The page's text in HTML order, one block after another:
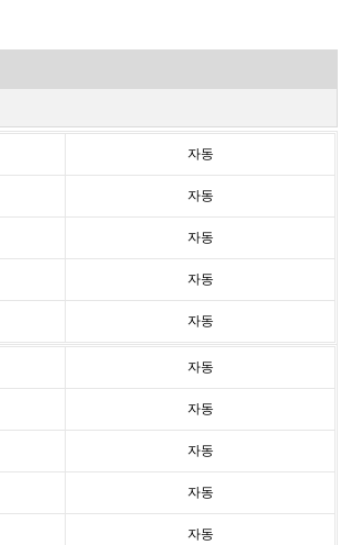
자동
자동
자동
자동
자동
자동
자동
자동
자동
자동